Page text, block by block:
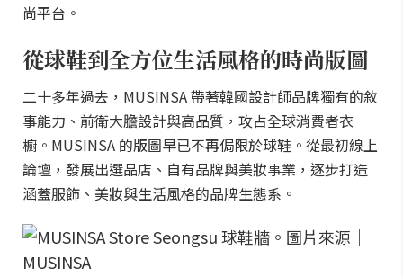
尚平台。
從球鞋到全方位生活風格的時尚版圖
二十多年過去，MUSINSA 帶著韓國設計師品牌獨有的敘
事能力、前衛大膽設計與高品質，攻占全球消費者衣
櫥。MUSINSA 的版圖早已不再侷限於球鞋。從最初線上
論壇，發展出選品店、自有品牌與美妝事業，逐步打造
涵蓋服飾、美妝與生活風格的品牌生態系。